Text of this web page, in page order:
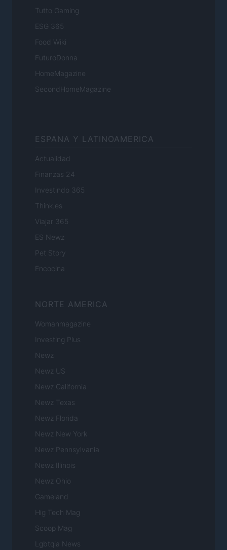
Tutto Gaming
ESG 365
Food Wiki
FuturoDonna
HomeMagazine
SecondHomeMagazine
ESPANA Y LATINOAMERICA
Actualidad
Finanzas 24
Investindo 365
Think.es
Viajar 365
ES Newz
Pet Story
Encocina
NORTE AMERICA
Womanmagazine
Investing Plus
Newz
Newz US
Newz California
Newz Texas
Newz Florida
Newz New York
Newz Pennsylvania
Newz Illinois
Newz Ohio
Gameland
Hig Tech Mag
Scoop Mag
Lgbtqia News